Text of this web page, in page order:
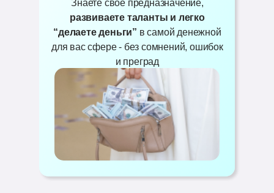
Знаете свое предназначение,
развиваете таланты и легко
“делаете деньги” в самой денежной
для вас сфере - без сомнений, ошибок
и преград